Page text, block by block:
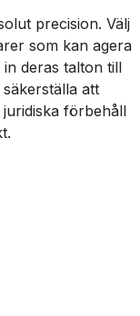
precision. Välj
som kan agera
deras talton till
att
förbehåll